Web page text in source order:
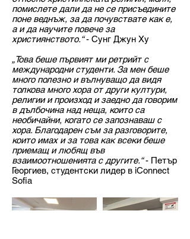
помислете дали да не се присъедините
поне веднъж, за да почувствате как е,
а и да научите повече за
християнството.“- Сунг Джун Ху
„Това беше първият ми ретрийт с
международни студенти. За мен беше
много полезно и вълнуващо да видя
толкова много хора от други култури,
религии и произход и заедно да говорим
в дълбочина над неща, които са
необичайни, когато се запознаваш с
хора. Благодарен съм за разговорите,
които имах и за това как всеки беше
приемащ и любящ във
взаимоотношенията с другите.“- Петър
Георгиев, студентски лидер в iConnect
Sofia